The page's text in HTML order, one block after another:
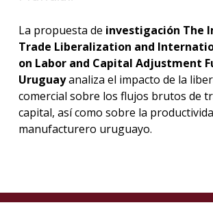
La propuesta de investigación The
Trade Liberalization and
on Labor and Capital Adjustment
Uruguayanaliza el impacto de la
comercial sobre los flujos brutos de
capital, así como sobre la
manufacturero uruguayo.